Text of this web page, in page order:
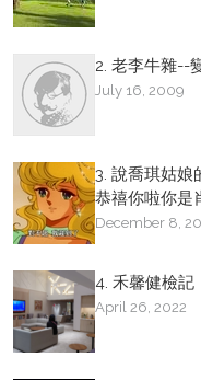
2. 老李牛雜--
July 16, 2009
3. 說喬琪姑娘
恭禧你啦你是
December 8,
4. 禾馨健檢記
April 26, 2022